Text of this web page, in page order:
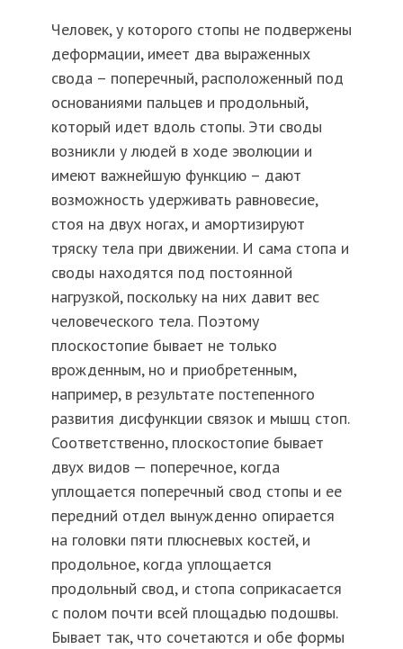
Человек, у которого стопы не подвержены
деформации, имеет два выраженных
свода – поперечный, расположенный под
основаниями пальцев и продольный,
который идет вдоль стопы. Эти своды
возникли у людей в ходе эволюции и
имеют важнейшую функцию – дают
возможность удерживать равновесие,
стоя на двух ногах, и амортизируют
тряску тела при движении. И сама стопа и
своды находятся под постоянной
нагрузкой, поскольку на них давит вес
человеческого тела. Поэтому
плоскостопие бывает не только
врожденным, но и приобретенным,
например, в результате постепенного
развития дисфункции связок и мышц стоп.
Соответственно, плоскостопие бывает
двух видов — поперечное, когда
уплощается поперечный свод стопы и ее
передний отдел вынужденно опирается
на головки пяти плюсневых костей, и
продольное, когда уплощается
продольный свод, и стопа соприкасается
с полом почти всей площадью подошвы.
Бывает так, что сочетаются и обе формы